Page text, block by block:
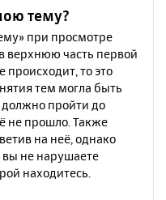
тему?
при просмотре
верхнюю часть первой
происходит, то это
тем могла быть
пройти до
не прошло. Также
на неё, однако
вы не нарушаете
находитесь.